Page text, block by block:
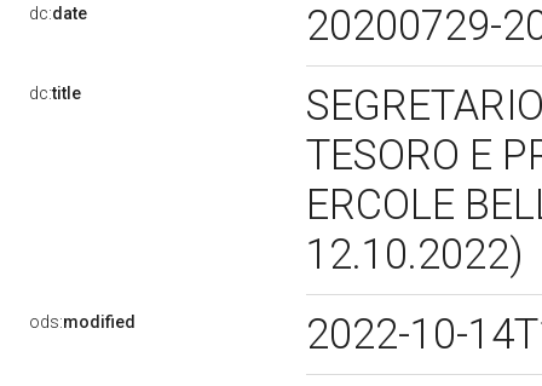
dc:date 20200729-
dc:title
TESORO E
ERCOLE
12.10.2022)
ods:modified 2022-10-